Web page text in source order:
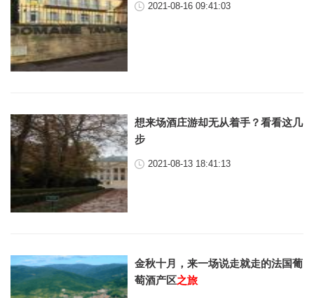
2021-08-16 09:41:03
想来场酒庄游却无从着手？看看这几
步
2021-08-13 18:41:13
金秋十月，来一场说走就走的法国葡
萄酒产区之旅